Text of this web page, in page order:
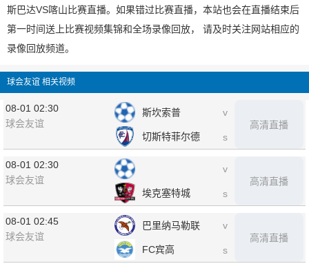
斯巴达VS喀山比赛直播。如果错过比赛直播，本站也会在直播结束后
第一时间送上比赛视频集锦和全场录像回放， 请及时关注网站相应的
录像回放频道。
球会友谊 相关视频
08-01 02:30
球会友谊
斯坎索普
切斯特菲尔德
v
s
高清直播
08-01 02:30
球会友谊
埃克塞特城
v
s
高清直播
08-01 02:45
球会友谊
巴里纳马勒联
FC宾高
v
s
高清直播